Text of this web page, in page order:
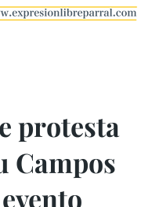
protesta
Campos